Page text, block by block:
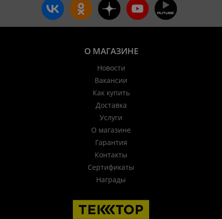
О МАГАЗИНЕ
Новости
Вакансии
Как купить
Доставка
Услуги
О магазине
Гарантия
Контакты
Сертификаты
Награды